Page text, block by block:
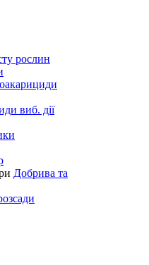
рослин
виб. дії
Добрива та